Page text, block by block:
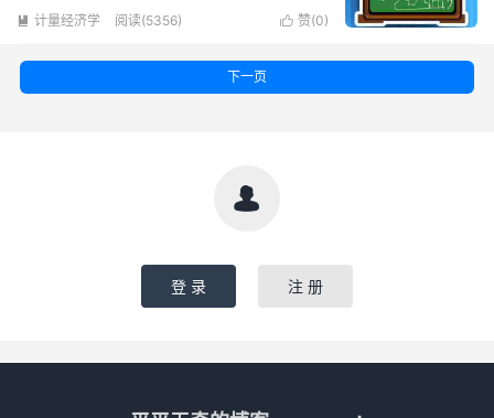
 赞(0)
 计量经济学 阅读(5356)
下一页

登 录 注 册